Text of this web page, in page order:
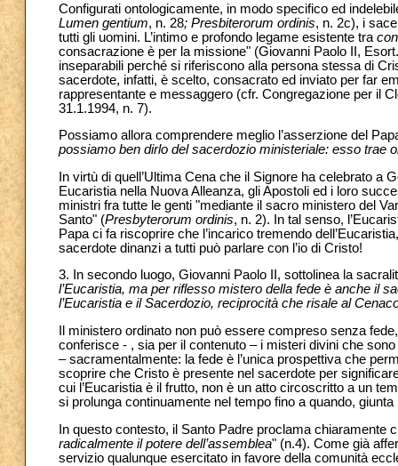
Configurati ontologicamente, in modo specifico ed
Lumen gentium, n. 28; Presbiterorum ordinis, n. 2c), i
tutti gli uomini. L’intimo e profondo legame esistente tra
consacrazione è per la missione" (Giovanni Paolo II,
inseparabili perché si riferiscono alla persona stessa di
sacerdote, infatti, è scelto, consacrato ed inviato per far
rappresentante e messaggero (cfr. Congregazione per il
31.1.1994, n. 7).
Possiamo allora comprendere meglio l’asserzione del
possiamo ben dirlo del sacerdozio ministeriale: esso trae
In virtù di quell’Ultima Cena che il Signore ha celebrato
Eucaristia nella Nuova Alleanza, gli Apostoli ed i loro
ministri fra tutte le genti "mediante il sacro ministero del
Santo" (Presbyterorum ordinis, n. 2). In tal senso,
Papa ci fa riscoprire che l’incarico tremendo
sacerdote dinanzi a tutti può parlare con l’io di Cristo!
3. In secondo luogo, Giovanni Paolo II, sottolinea la
l’Eucaristia, ma per riflesso mistero della fede è anche il
l’Eucaristia e il Sacerdozio, reciprocità che risale al
Il ministero ordinato non può essere compreso senza
conferisce - , sia per il contenuto – i misteri divini che
– sacramentalmente: la fede è l’unica prospettiva che
scoprire che Cristo è presente nel sacerdote per
cui l’Eucaristia è il frutto, non è un atto circoscritto a un
si prolunga continuamente nel tempo fino a quando,
In questo contesto, il Santo Padre proclama chiaramente
radicalmente il potere dell’assemblea" (n.4). Come già
servizio qualunque esercitato in favore della comunità